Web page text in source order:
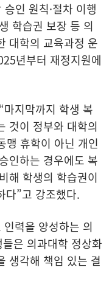
인 원칙·절차 이행
학습권 보장 등 의
대학의 교육과정 운
년부터 재정지원에
지막까지 학생 복
것이 정부와 대학의
맹 휴학이 아닌 개인
인하는 경우에도 복
해 학생의 학습권이
다”고 강조했다.
력을 양성하는 의
은 의과대학 정상화
생각해 책임 있는 결